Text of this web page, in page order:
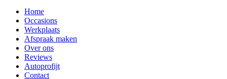
Home
Occasions
Werkplaats
Afspraak maken
Over ons
Reviews
Autoprofijt
Contact